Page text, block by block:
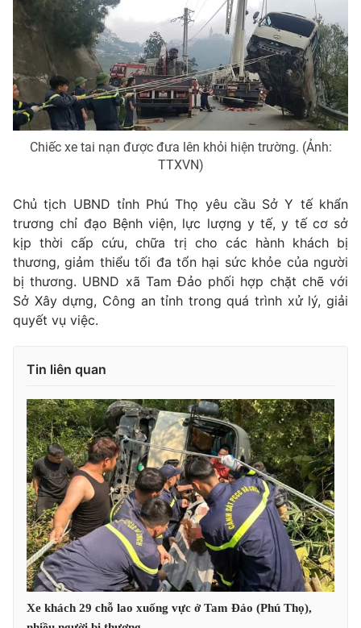
Chiếc xe tai nạn được đưa lên khỏi hiện trường. (Ảnh:
TTXVN)
Chủ tịch UBND tỉnh Phú Thọ yêu cầu Sở Y tế khẩn
trương chỉ đạo Bệnh viện, lực lượng y tế, y tế cơ sở
kịp thời cấp cứu, chữa trị cho các hành khách bị
thương, giảm thiểu tối đa tổn hại sức khỏe của người
bị thương. UBND xã Tam Đảo phối hợp chặt chẽ với
Sở Xây dựng, Công an tỉnh trong quá trình xử lý, giải
quyết vụ việc.
Tin liên quan
Xe khách 29 chỗ lao xuống vực ở Tam Đảo (Phú Thọ),